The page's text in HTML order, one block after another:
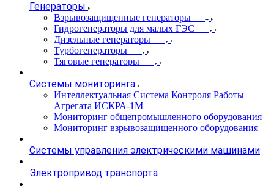
Генераторы
Взрывозащищенные генераторы
Гидрогенераторы для малых ГЭС
Дизельные генераторы
Турбогенераторы
Тяговые генераторы
Системы мониторинга
Интеллектуальная Система Контроля Работы
Агрегата ИСКРА-1М
Мониторинг общепромышленного оборудования
Мониторинг взрывозащищенного оборудования
Системы управления электрическими машинами
Электропривод транспорта